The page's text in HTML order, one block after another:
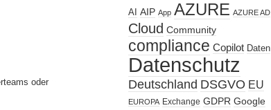
oder
AI AIP App AZURE AZURE AD
Cloud Community
compliance Copilot Daten
Datenschutz
Deutschland DSGVO EU
EUROPA Exchange GDPR Google